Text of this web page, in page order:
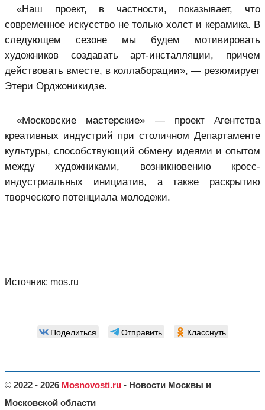
«Наш проект, в частности, показывает, что
современное искусство не только холст и керамика. В
следующем сезоне мы будем мотивировать
художников создавать арт-инсталляции, причем
действовать вместе, в коллаборации», — резюмирует
Этери Орджоникидзе.
«Московские мастерские» — проект Агентства
креативных индустрий при столичном Департаменте
культуры, способствующий обмену идеями и опытом
между художниками, возникновению кросс-
индустриальных инициатив, а также раскрытию
творческого потенциала молодежи.
Источник: mos.ru
Поделиться Отправить Класснуть
© 2022 - 2026 Mosnovosti.ru - Новости Москвы и
Московской области